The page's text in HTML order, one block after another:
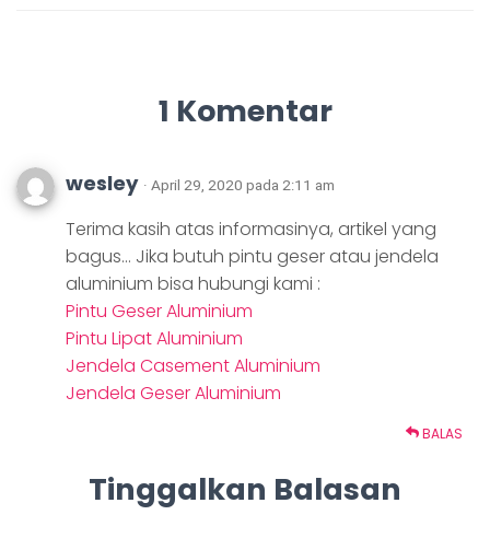
1 Komentar
wesley · April 29, 2020 pada 2:11 am
Terima kasih atas informasinya, artikel yang
bagus… Jika butuh pintu geser atau jendela
aluminium bisa hubungi kami :
Pintu Geser Aluminium
Pintu Lipat Aluminium
Jendela Casement Aluminium
Jendela Geser Aluminium
BALAS
Tinggalkan Balasan